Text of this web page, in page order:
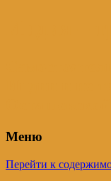
Меню
Перейти к